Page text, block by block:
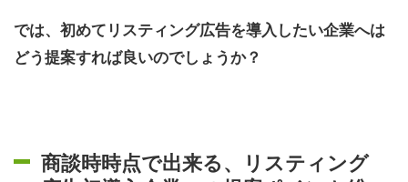
では、初めてリスティング広告を導入したい企業へは
どう提案すれば良いのでしょうか？
商談時時点で出来る、リスティング